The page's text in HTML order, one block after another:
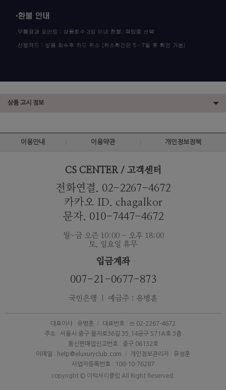
상품 고시 정보
이용안내 이용약관 개인정보정책
CS CENTER / 고객센터
전화연결. 02-2267-4672
카카오 ID. chagalkor
문자. 010-7447-4672
월~금 오즌 10:00 - 오후 18:00
토, 일요일 휴무
입금계좌
007-21-0677-873
국민은행 ｜ 예금주 : 유병훈
대표이사 : 유병훈
대표번호 : ☏ 02-2267-4672
주소 : 서울시 중구 을지로36길 35,14공구 571A호 3층
통신판매업신고번호 : 중구 06132호
이메일 : help@eluxuryclub.com
개인정보관리자 : 유성훈
사업자등록번호 : 108-10-76287
copyright © 이럭셔리클럽 All Right Reserved.